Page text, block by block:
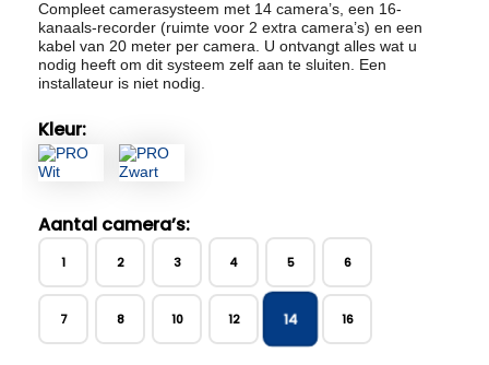
Compleet camerasysteem met 14 camera’s, een 16-
kanaals-recorder (ruimte voor 2 extra camera’s) en een
kabel van 20 meter per camera. U ontvangt alles wat u
nodig heeft om dit systeem zelf aan te sluiten. Een
installateur is niet nodig.
Kleur:
Aantal camera’s:
1 2 3 4 5 6
7 8 10 12 14 16